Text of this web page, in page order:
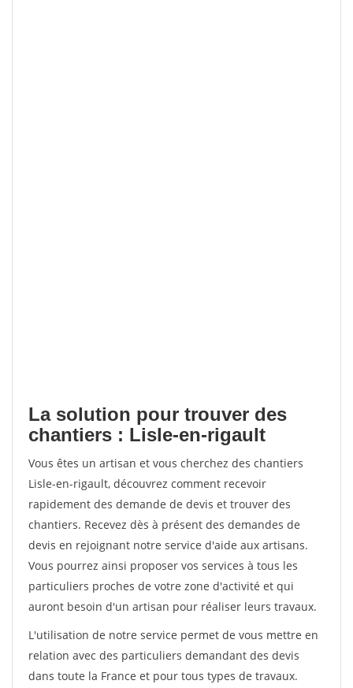
La solution pour trouver des
chantiers : Lisle-en-rigault
Vous êtes un artisan et vous cherchez des chantiers
Lisle-en-rigault, découvrez comment recevoir
rapidement des demande de devis et trouver des
chantiers. Recevez dès à présent des demandes de
devis en rejoignant notre service d'aide aux artisans.
Vous pourrez ainsi proposer vos services à tous les
particuliers proches de votre zone d'activité et qui
auront besoin d'un artisan pour réaliser leurs travaux.
L'utilisation de notre service permet de vous mettre en
relation avec des particuliers demandant des devis
dans toute la France et pour tous types de travaux.